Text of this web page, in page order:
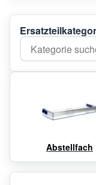
Kategorie suchen
Abstellfach